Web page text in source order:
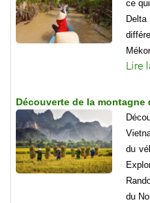
ce
Lire
Découverte de la montagne
du
du